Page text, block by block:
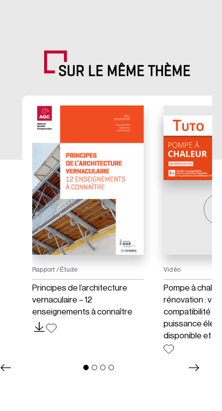
SUR LE MÊME THÈME
Rapport / Étude
Principes de l’architecture
vernaculaire – 12
enseignements à connaître
Vidéo
Pompe à
rénovation :
compatibilité
puissance
disponible et